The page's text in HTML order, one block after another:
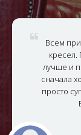
Всем
кресел.
лучше и
сначала
просто